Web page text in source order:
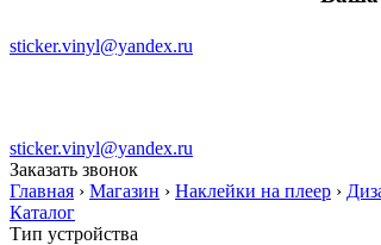
sticker.vinyl@yandex.ru
sticker.vinyl@yandex.ru
Заказать звонок
Главная › Магазин › Наклейки на плеер ›
Каталог
Тип устройства